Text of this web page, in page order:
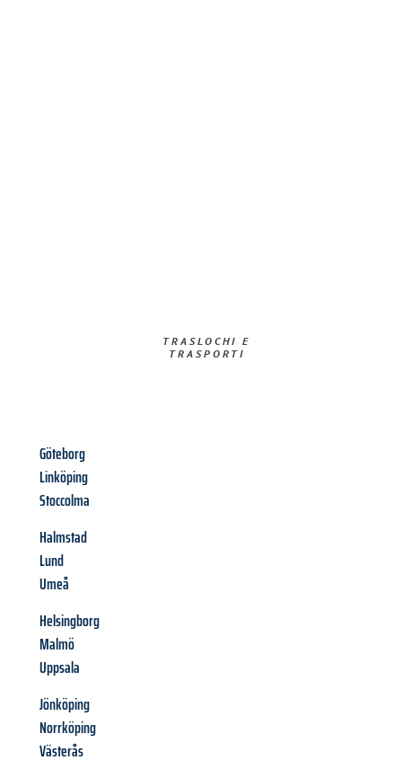
TRASLOCHI E
TRASPORTI​
Göteborg
Linköping
Stoccolma
Halmstad
Lund
Umeå
Helsingborg
Malmö
Uppsala
Jönköping
Norrköping
Västerås